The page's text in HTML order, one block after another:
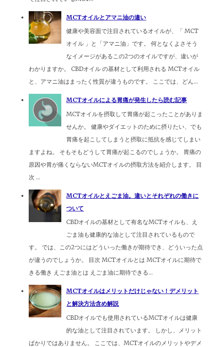
MCTオイルとアマニ油の違い
健康や美容面で注目されているオイルが、「 MCT
オイル 」と「アマニ油」です。 何となくよさそう
なイメージがあるこの2つのオイルですが、違いが
わかりますか。 CBDオイル の基材として利用される MCTオイル
と、アマニ油はまったく性質が違うものです。 ここでは、どん...
MCTオイルによる胃痛が発生したら読む記事
MCTオイルを摂取して胃痛が起こったことがありま
せんか。 健康やダイエットのために摂りたい、でも
胃痛を起こしてしまうと摂取に抵抗を感じてしまい
ますよね。 そもそもどうして胃痛が起こるのでしょうか。 胃痛の
原因や胃が痛くならないMCTオイルの摂取方法を紹介します。 目
次 ...
MCTオイルとえごま油。違いとそれぞれの働きに
ついて
CBDオイルの基材として有名なMCTオイルも、え
ごま油も健康的な油として注目されているもので
す。 では、この2つにはどういった働きが期待でき、どういった点
が違うのでしょうか。 目次 MCTオイルとは MCTオイルに期待で
きる働き えごま油とは えごま油に期待できる...
MCTオイルはメリットだけじゃない！デメリット
と解決方法含め解説
CBDオイルでも使用されているMCTオイルは健康
的な油として注目されています。 しかし、メリット
ばかりではありません。 ここでは、MCTオイルのメリットやデメ